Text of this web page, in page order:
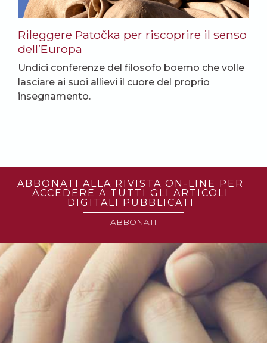
Rileggere Patočka per riscoprire il senso
dell’Europa
Undici conferenze del filosofo boemo che volle
lasciare ai suoi allievi il cuore del proprio
insegnamento.
ABBONATI ALLA RIVISTA ON-LINE PER
ACCEDERE A TUTTI GLI ARTICOLI
DIGITALI PUBBLICATI
ABBONATI